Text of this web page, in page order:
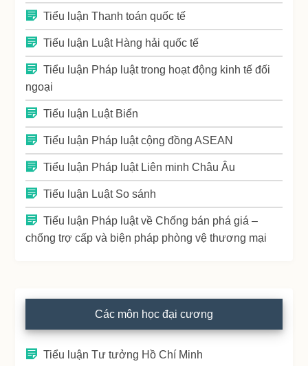
Tiểu luận Thanh toán quốc tế
Tiểu luận Luật Hàng hải quốc tế
Tiểu luận Pháp luật trong hoạt động kinh tế đối
ngoại
Tiểu luận Luật Biển
Tiểu luận Pháp luật cộng đồng ASEAN
Tiểu luận Pháp luật Liên minh Châu Âu
Tiểu luận Luật So sánh
Tiểu luận Pháp luật về Chống bán phá giá –
chống trợ cấp và biện pháp phòng vệ thương mại
Các môn học đại cương
Tiểu luận Tư tưởng Hồ Chí Minh